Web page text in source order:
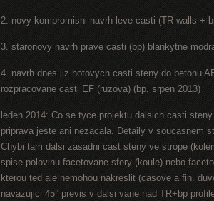
2. novy kompromisni navrh leve casti (TR walls +
3. staronovy navrh prave casti (bp) blankytne
4. navrh dnes jiz hotovych casti steny do betonu
rozpracovane casti EF (ruzova) (bp, srpen 2013)
leden 2014: Co se tyce projektu dalsich casti
priprava jeste ani nezacala. Detaily v soucasnem
Chybi tam dalsi zasadni cast steny ve strope
spise polovinu facetovane sfery (koule) nebo
kterou ted ale nemohou nakreslit (casove a fin.
navazujici 45° previs v dalsi vane nad TR+bp